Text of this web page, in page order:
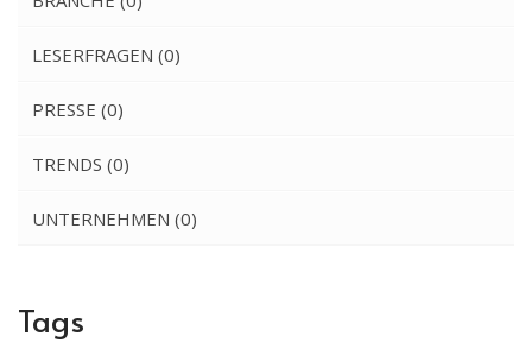
LESERFRAGEN (0)
PRESSE (0)
TRENDS (0)
UNTERNEHMEN (0)
Tags